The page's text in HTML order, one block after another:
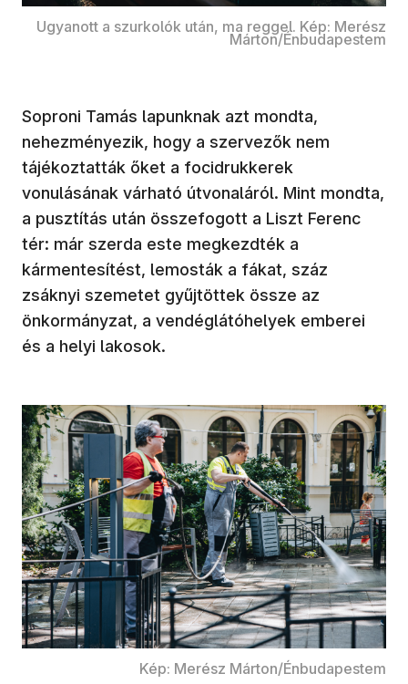
Ugyanott a szurkolók után, ma reggel. Kép: Merész
Márton/Énbudapestem
Soproni Tamás lapunknak azt mondta,
nehezményezik, hogy a szervezők nem
tájékoztatták őket a focidrukkerek
vonulásának várható útvonaláról. Mint mondta,
a pusztítás után összefogott a Liszt Ferenc
tér: már szerda este megkezdték a
kármentesítést, lemosták a fákat, száz
zsáknyi szemetet gyűjtöttek össze az
önkormányzat, a vendéglátóhelyek emberei
és a helyi lakosok.
Kép: Merész Márton/Énbudapestem